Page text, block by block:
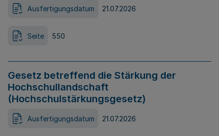
Ausfertigungsdatum 21.07.2026
Seite 550
Gesetz betreffend die Stärkung der
Hochschullandschaft
(Hochschulstärkungsgesetz)
Ausfertigungsdatum 21.07.2026